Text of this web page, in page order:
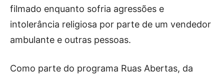
filmado enquanto sofria agressões e
intolerância religiosa por parte de um vendedor
ambulante e outras pessoas.
Como parte do programa Ruas Abertas, da